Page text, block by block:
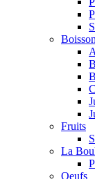
Fruits
La
Oeufs